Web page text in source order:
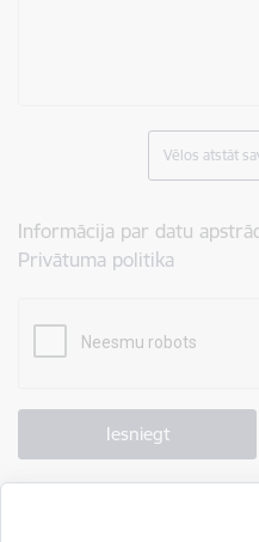
Vēlos atstāt
Informācija par datu
Privātuma politika